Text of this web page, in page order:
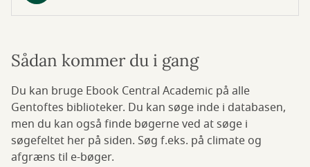
Sådan kommer du i gang
Du kan bruge Ebook Central Academic på alle
Gentoftes biblioteker. Du kan søge inde i databasen,
men du kan også finde bøgerne ved at søge i
søgefeltet her på siden. Søg f.eks. på climate og
afgræns til e-bøger.